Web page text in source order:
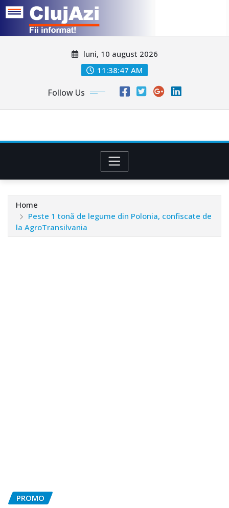
luni, 10 august 2026
11:38:50 AM
Follow Us
Home
Peste 1 tonă de legume din Polonia, confiscate de
la AgroTransilvania
PROMO